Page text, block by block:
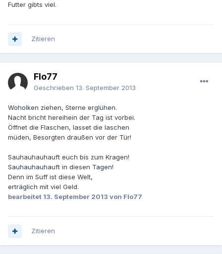
Futter gibts viel.
Zitieren
Flo77
Geschrieben 13. September 2013
Woholken ziehen, Sterne erglühen.
Nacht bricht hereihein der Tag ist vorbei.
Öffnet die Flaschen, lasset die laschen
müden, Besorgten draußen vor der Tür!
Sauhauhauhauft euch bis zum Kragen!
Sauhauhauhauft in diesen Tagen!
Denn im Suff ist diese Welt,
erträglich mit viel Geld.
bearbeitet 13. September 2013 von Flo77
Zitieren